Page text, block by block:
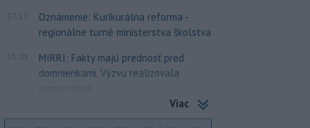
17:17
Oznámenie: Kurikurálna reforma -
regionálne turné ministerstva školstva
15:09
MIRRI: Fakty majú prednosť pred
domnienkami. Výzvu realizovala
samostatná...
Viac